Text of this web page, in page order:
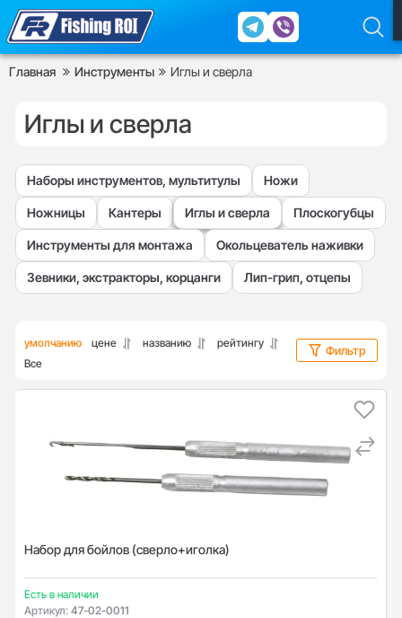
Главная Инструменты Иглы и сверла
Иглы и сверла
Наборы инструментов, мультитулы Ножи
Ножницы Кантеры Иглы и сверла Плоскогубцы
Инструменты для монтажа Окольцеватель наживки
Зевники, экстракторы, корцанги Лип-грип, отцепы
умолчанию цене названию
рейтингу
Все
Фильтр
Набор для бойлов (сверло+иголка)
Есть в наличии
Артикул: 47-02-0011